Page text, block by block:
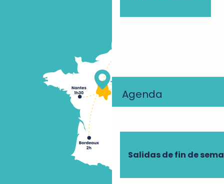
Agenda
Salidas de fin de